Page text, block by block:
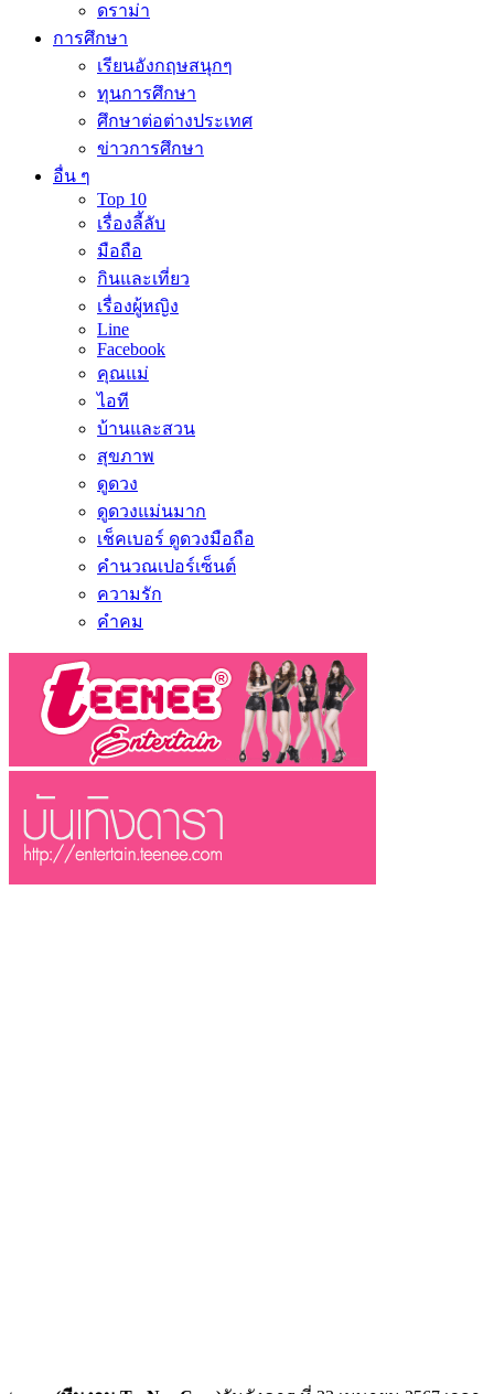
ดราม่า
การศึกษา
เรียนอังกฤษสนุกๆ
ทุนการศึกษา
ศึกษาต่อต่างประเทศ
ข่าวการศึกษา
อื่น ๆ
Top 10
เรื่องลี้ลับ
มือถือ
กินและเที่ยว
เรื่องผู้หญิง
Line
Facebook
คุณแม่
ไอที
บ้านและสวน
สุขภาพ
ดูดวง
ดูดวงแม่นมาก
เช็คเบอร์ ดูดวงมือถือ
คำนวณเปอร์เซ็นต์
ความรัก
คำคม